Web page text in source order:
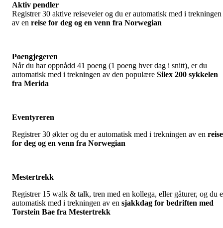
Aktiv pendler
Registrer 30 aktive reiseveier og du er automatisk med i trekningen
av en reise for deg og en venn fra Norwegian
Poengjegeren
Når du har oppnådd 41 poeng (1 poeng hver dag i snitt), er du
automatisk med i trekningen av den populære Silex 200 sykkelen
fra Merida
Eventyreren
Registrer 30 økter og du er automatisk med i trekningen av en reise
for deg og en venn fra Norwegian
Mestertrekk
Registrer 15 walk & talk, tren med en kollega, eller gåturer, og du
automatisk med i trekningen av en sjakkdag for bedriften med
Torstein Bae fra Mestertrekk